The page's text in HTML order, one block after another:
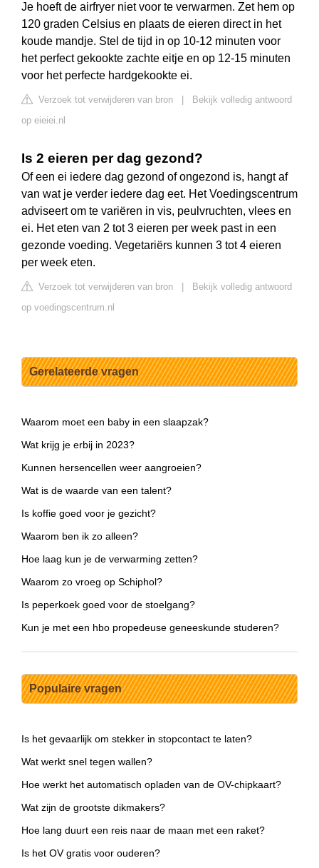
Je hoeft de airfryer niet voor te verwarmen. Zet hem op
120 graden Celsius en plaats de eieren direct in het
koude mandje. Stel de tijd in op 10-12 minuten voor
het perfect gekookte zachte eitje en op 12-15 minuten
voor het perfecte hardgekookte ei.
Verzoek tot verwijderen van bron
Bekijk volledig antwoord
op eieiei.nl
Is 2 eieren per dag gezond?
Of een ei iedere dag gezond of ongezond is, hangt af
van wat je verder iedere dag eet. Het Voedingscentrum
adviseert om te variëren in vis, peulvruchten, vlees en
ei. Het eten van 2 tot 3 eieren per week past in een
gezonde voeding. Vegetariërs kunnen 3 tot 4 eieren
per week eten.
Verzoek tot verwijderen van bron
Bekijk volledig antwoord
op voedingscentrum.nl
Gerelateerde vragen
Waarom moet een baby in een slaapzak?
Wat krijg je erbij in 2023?
Kunnen hersencellen weer aangroeien?
Wat is de waarde van een talent?
Is koffie goed voor je gezicht?
Waarom ben ik zo alleen?
Hoe laag kun je de verwarming zetten?
Waarom zo vroeg op Schiphol?
Is peperkoek goed voor de stoelgang?
Kun je met een hbo propedeuse geneeskunde studeren?
Populaire vragen
Is het gevaarlijk om stekker in stopcontact te laten?
Wat werkt snel tegen wallen?
Hoe werkt het automatisch opladen van de OV-chipkaart?
Wat zijn de grootste dikmakers?
Hoe lang duurt een reis naar de maan met een raket?
Is het OV gratis voor ouderen?